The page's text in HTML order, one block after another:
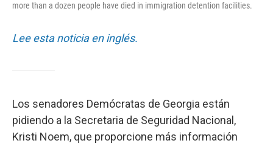
more than a dozen people have died in immigration detention facilities.
Lee esta noticia en inglés.
Los senadores Demócratas de Georgia están
pidiendo a la Secretaria de Seguridad Nacional,
Kristi Noem, que proporcione más información